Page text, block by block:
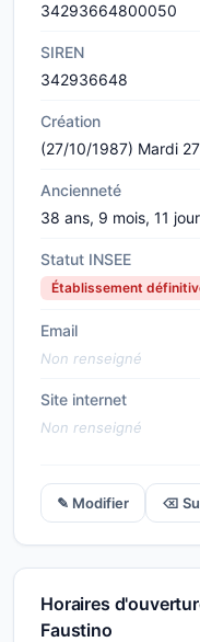
34293664800050
SIREN
342936648
Création
(27/10/1987) Mardi
Ancienneté
38 ans, 9 mois, 11
Statut INSEE
Établissement
Email
Non renseigné
Site internet
Non renseigné
✎ Modifier ⌫
Horaires
Faustino